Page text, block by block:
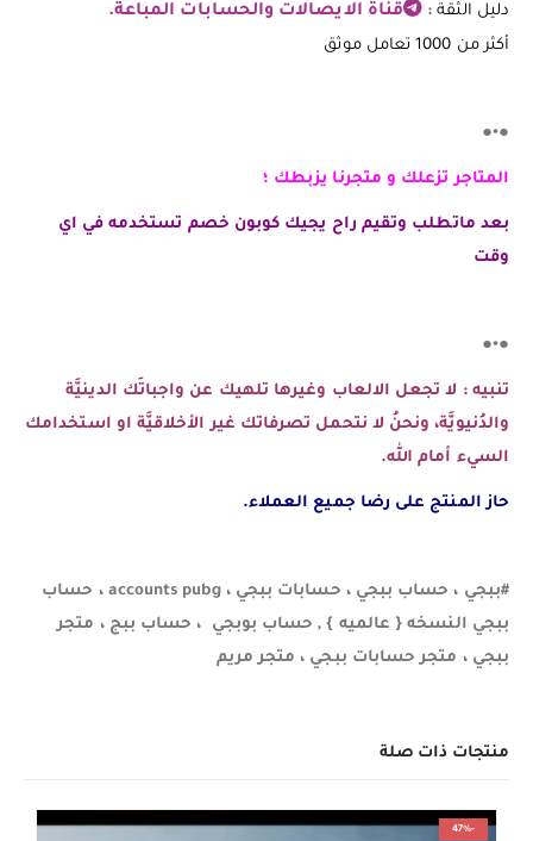
دليل الثقة: قناة الايصالات والحسابات المباعة.
أكثر من 1000 تعامل موثق
●•●
المتاجر تزعلك و متجرنا يزبطك ؛
بعد ماتطلب وتقيم راح يجيك كوبون خصم تستخدمه في اي
وقت
●•●
تنبيه : لا تجعل الالعاب وغيرها تلهيك عن واجباتَك الدينيَّة
والدُنيويَّة، ونحنُ لا نتحمل تصرفاتك غير الأخلاقيَّة او استخدامك
السيء أمام الله.
حاز المنتج على رضا جميع العملاء.
#ببجي ، حساب ببجي ، حسابات ببجي ، accounts pubg ، حساب
ببجي النسخه { عالميه } , حساب بوبجي ، حساب ببج ، متجر
ببجي ، متجر حسابات ببجي ، متجر مريم
منتجات ذات صلة
-47%